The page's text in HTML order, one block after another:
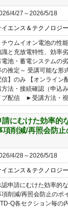
4/27～2026/5/18
イエンス＆テクノロジ
チウムイオン電池の性
識と充放電特性、効率
電池・蓄電システムの
の推定～ 受講可能な形
信】のみ 【オンライ
方法・接続確認（申込
ブ配信 ►受講方法・視
請にむけた効率的
項削減/再照会防
4/28～2026/5/18
イエンス＆テクノロジ
認申請にむけた効率的
項削減/再照会防止のポ
Q各セクション毎の